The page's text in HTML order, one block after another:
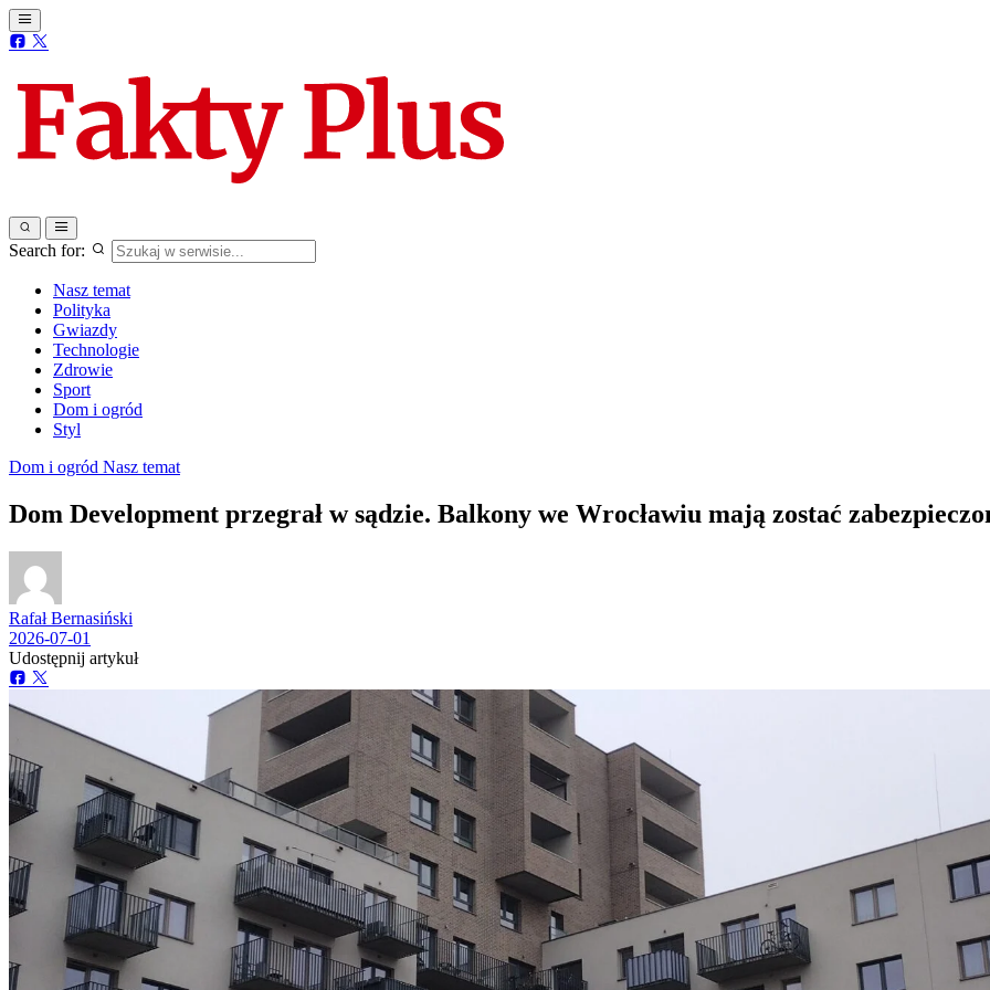
Search for:
Nasz temat
Polityka
Gwiazdy
Technologie
Zdrowie
Sport
Dom i ogród
Styl
Dom i ogród Nasz temat
Dom Development przegrał w sądzie. Balkony we Wrocławiu mają zostać
Rafał Bernasiński
2026-07-01
Udostępnij artykuł